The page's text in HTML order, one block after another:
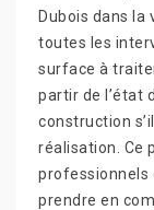
Dubois dans la
toutes les
surface à
partir de l’état
construction
réalisation. Ce
professionnels
prendre en